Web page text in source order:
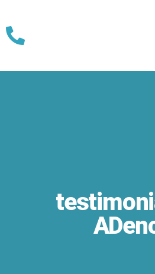
Skip